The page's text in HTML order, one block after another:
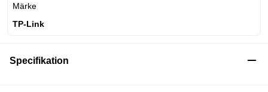
Märke
TP-Link
Specifikation